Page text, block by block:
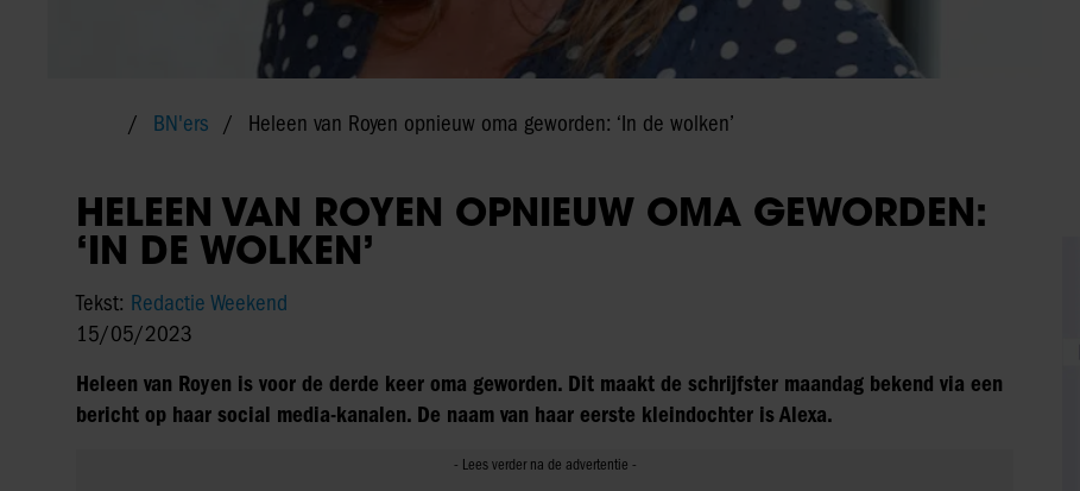
BN'ers Heleen van Royen opnieuw oma geworden: ‘In de wolken’
HELEEN VAN ROYEN OPNIEUW OMA GEWORDEN:
‘IN DE WOLKEN’
Tekst: Redactie Weekend
15/05/2023
Heleen van Royen is voor de derde keer oma geworden. Dit maakt de schrijfster maandag bekend via een
bericht op haar social media-kanalen. De naam van haar eerste kleindochter is Alexa.